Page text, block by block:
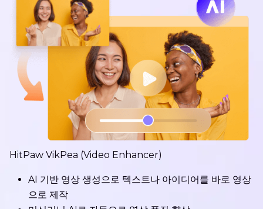
HitPaw VikPea (Video Enhancer)
AI 기반 영상 생성으로 텍스트나 아이디어를 바로 영상
으로 제작